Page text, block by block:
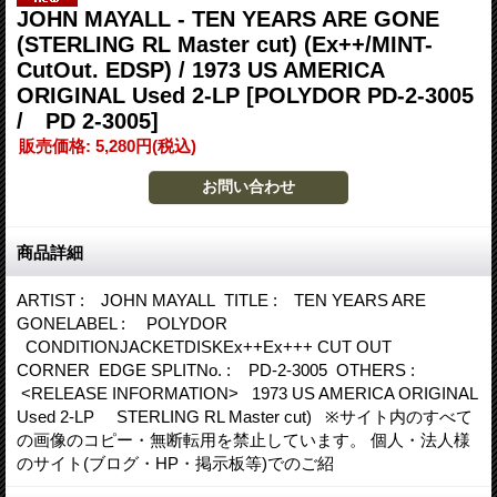
JOHN MAYALL - TEN YEARS ARE GONE
(STERLING RL Master cut) (Ex++/MINT-
CutOut. EDSP) / 1973 US AMERICA
ORIGINAL Used 2-LP [POLYDOR PD-2-3005
/ PD 2-3005]
販売価格: 5,280円(税込)
商品詳細
ARTIST : JOHN MAYALL TITLE : TEN YEARS ARE
GONELABEL : POLYDOR
CONDITIONJACKETDISKEx++Ex+++ CUT OUT
CORNER EDGE SPLITNo. : PD-2-3005 OTHERS :
<RELEASE INFORMATION> 1973 US AMERICA ORIGINAL
Used 2-LP STERLING RL Master cut) ※サイト内のすべて
の画像のコピー・無断転用を禁止しています。 個人・法人様
のサイト(ブログ・HP・掲示板等)でのご紹